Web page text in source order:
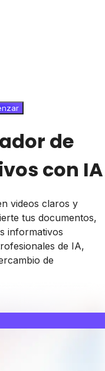
de
con IA
videos claros y
tus documentos,
informativos
de IA,
de